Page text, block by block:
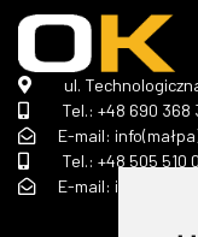
ul.
Tel.: +48 690 368
E-mail:
Tel.: +48 505 510
E-mail: